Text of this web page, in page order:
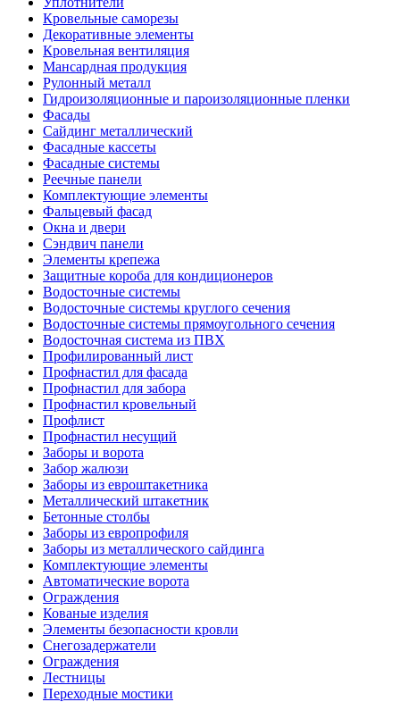
Кровельные саморезы
Декоративные элементы
Кровельная вентиляция
Мансардная продукция
Рулонный металл
Гидроизоляционные и пароизоляционные пленки
Фасады
Сайдинг металлический
Фасадные кассеты
Фасадные системы
Реечные панели
Комплектующие элементы
Фальцевый фасад
Окна и двери
Сэндвич панели
Элементы крепежа
Защитные короба для кондиционеров
Водосточные системы
Водосточные системы круглого сечения
Водосточные системы прямоугольного сечения
Водосточная система из ПВХ
Профилированный лист
Профнастил для фасада
Профнастил для забора
Профнастил кровельный
Профлист
Профнастил несущий
Заборы и ворота
Забор жалюзи
Заборы из евроштакетника
Металлический штакетник
Бетонные столбы
Заборы из европрофиля
Заборы из металлического сайдинга
Комплектующие элементы
Автоматические ворота
Ограждения
Кованые изделия
Элементы безопасности кровли
Снегозадержатели
Ограждения
Лестницы
Переходные мостики